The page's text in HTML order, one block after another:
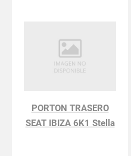
PORTON TRASERO
SEAT IBIZA 6K1 Stella